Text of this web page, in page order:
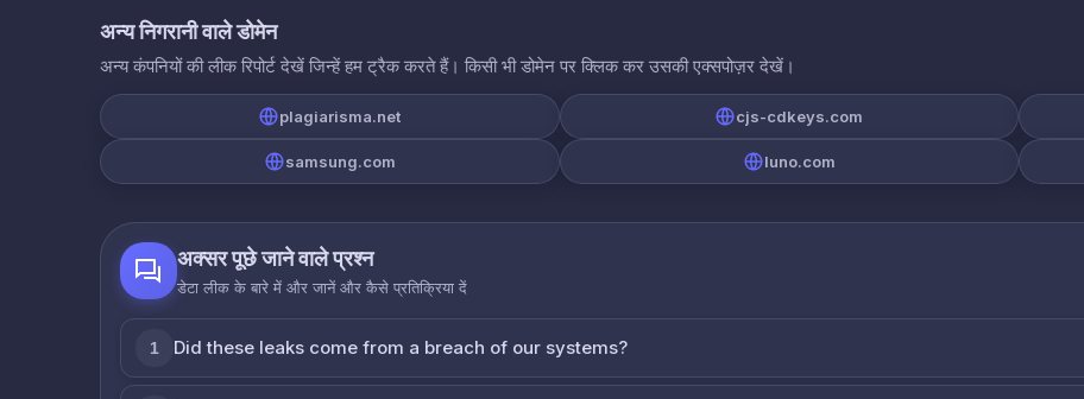
अन्य निगरानी वाले डोमेन
अन्य कंपनियों की लीक रिपोर्ट देखें जिन्हें हम ट्रैक करते हैं। किसी भी डोमेन पर क्लिक कर उसकी एक्सपोज़र देखें।
plagiarisma.net cjs-cdkeys.com
samsung.com luno.com
अक्सर पूछे जाने वाले प्रश्न
डेटा लीक के बारे में और जानें और कैसे प्रतिक्रिया दें
1 Did these leaks come from a breach of our systems?